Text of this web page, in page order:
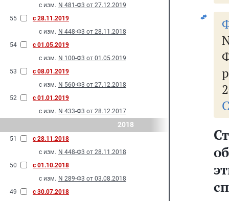
с изм. N 481-Ф3 от 27.12.2019
55
с 28.11.2019
с изм. N 448-Ф3 от 28.11.2018
54
с 01.05.2019
с изм. N 100-Ф3 от 01.05.2019
53
с 08.01.2019
с изм. N 560-Ф3 от 27.12.2018
52
с 01.01.2019
с изм. N 433-Ф3 от 28.12.2017
2018
51
с 28.11.2018
с изм. N 448-Ф3 от 28.11.2018
50
с 01.10.2018
с изм. N 289-Ф3 от 03.08.2018
49
с 30.07.2018